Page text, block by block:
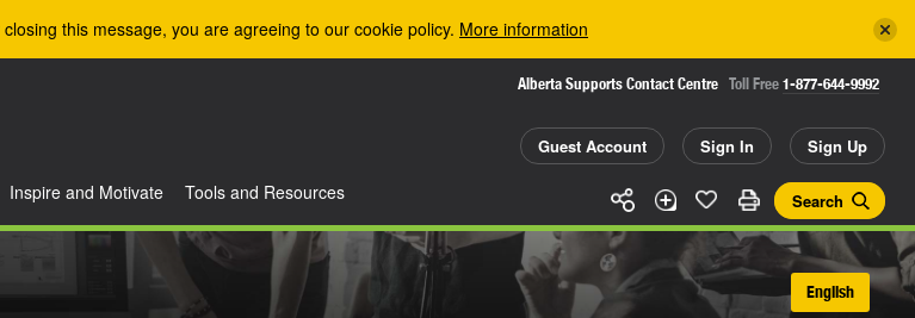
this message, you are agreeing to our cookie policy. More information
Alberta Supports Contact Centre Toll Free 1-877-644-9992
Guest Account Sign In Sign Up
Search
Inspire and Motivate Tools and Resources
English